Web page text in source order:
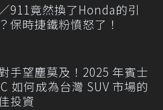
911竟然換了Honda的引
保時捷鐵粉憤怒了！
手望塵莫及！2025 年賓士
如何成為台灣 SUV 市場的
投資